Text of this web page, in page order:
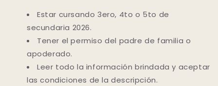
Estar cursando 3ero, 4to o 5to de
secundaria 2026.
Tener el permiso del padre de familia o
apoderado.
Leer todo la información brindada y aceptar
las condiciones de la descripción.